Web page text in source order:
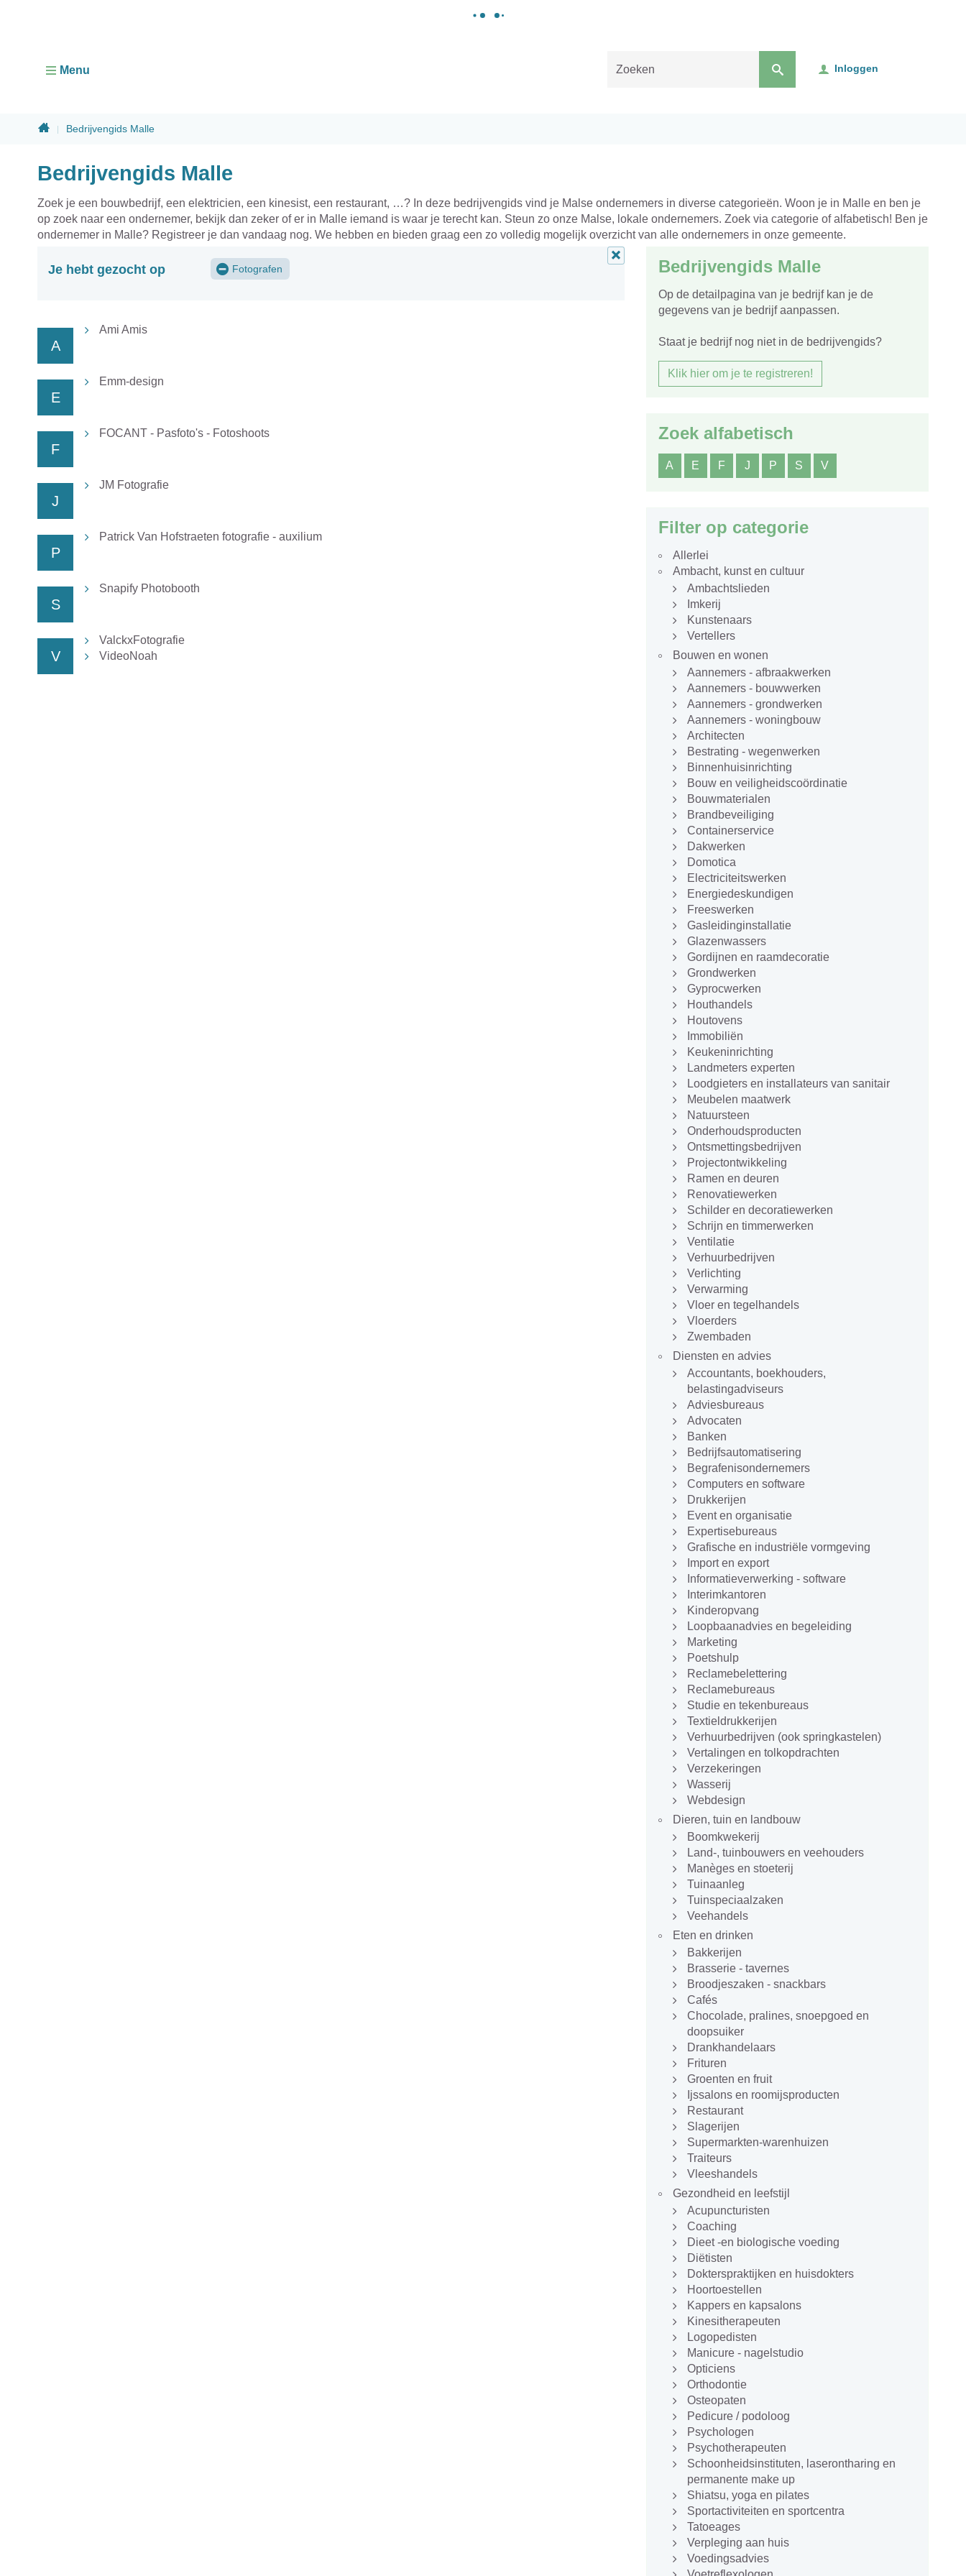
Menu Inloggen
SluitenHomeBedrijvengids Malle
Bedrijvengids Malle
Zoek je een bouwbedrijf, een elektricien, een kinesist, een restaurant, …? In deze bedrijvengids vind je Malse ondernemers in diverse categorieën. Woon je in Malle en ben je
op zoek naar een ondernemer, bekijk dan zeker of er in Malle iemand is waar je terecht kan. Steun zo onze Malse, lokale ondernemers. Zoek via categorie of alfabetisch! Ben je
ondernemer in Malle? Registreer je dan vandaag nog. We hebben en bieden graag een zo volledig mogelijk overzicht van alle ondernemers in onze gemeente.
Je hebt gezocht op Fotografen
verwijderen
A
Ami Amis
E
Emm-design
F
FOCANT - Pasfoto's - Fotoshoots
J
JM Fotografie
P
Patrick Van Hofstraeten fotografie - auxilium
S
Snapify Photobooth
V
ValckxFotografie
VideoNoah
Bedrijvengids Malle
Op de detailpagina van je bedrijf kan je de
gegevens van je bedrijf aanpassen.
Staat je bedrijf nog niet in de bedrijvengids?
Klik hier om je te registreren!
Zoek alfabetisch
A E F J P S V
Filter op categorie
Allerlei
Ambacht, kunst en cultuur
Ambachtslieden
Imkerij
Kunstenaars
Vertellers
Bouwen en wonen
Aannemers - afbraakwerken
Aannemers - bouwwerken
Aannemers - grondwerken
Aannemers - woningbouw
Architecten
Bestrating - wegenwerken
Binnenhuisinrichting
Bouw en veiligheidscoördinatie
Bouwmaterialen
Brandbeveiliging
Containerservice
Dakwerken
Domotica
Electriciteitswerken
Energiedeskundigen
Freeswerken
Gasleidinginstallatie
Glazenwassers
Gordijnen en raamdecoratie
Grondwerken
Gyprocwerken
Houthandels
Houtovens
Immobiliën
Keukeninrichting
Landmeters experten
Loodgieters en installateurs van sanitair
Meubelen maatwerk
Natuursteen
Onderhoudsproducten
Ontsmettingsbedrijven
Projectontwikkeling
Ramen en deuren
Renovatiewerken
Schilder en decoratiewerken
Schrijn en timmerwerken
Ventilatie
Verhuurbedrijven
Verlichting
Verwarming
Vloer en tegelhandels
Vloerders
Zwembaden
Diensten en advies
Accountants, boekhouders,
belastingadviseurs
Adviesbureaus
Advocaten
Banken
Bedrijfsautomatisering
Begrafenisondernemers
Computers en software
Drukkerijen
Event en organisatie
Expertisebureaus
Grafische en industriële vormgeving
Import en export
Informatieverwerking - software
Interimkantoren
Kinderopvang
Loopbaanadvies en begeleiding
Marketing
Poetshulp
Reclamebelettering
Reclamebureaus
Studie en tekenbureaus
Textieldrukkerijen
Verhuurbedrijven (ook springkastelen)
Vertalingen en tolkopdrachten
Verzekeringen
Wasserij
Webdesign
Dieren, tuin en landbouw
Boomkwekerij
Land-, tuinbouwers en veehouders
Manèges en stoeterij
Tuinaanleg
Tuinspeciaalzaken
Veehandels
Eten en drinken
Bakkerijen
Brasserie - tavernes
Broodjeszaken - snackbars
Cafés
Chocolade, pralines, snoepgoed en
doopsuiker
Drankhandelaars
Frituren
Groenten en fruit
Ijssalons en roomijsproducten
Restaurant
Slagerijen
Supermarkten-warenhuizen
Traiteurs
Vleeshandels
Gezondheid en leefstijl
Acupuncturisten
Coaching
Dieet -en biologische voeding
Diëtisten
Dokterspraktijken en huisdokters
Hoortoestellen
Kappers en kapsalons
Kinesitherapeuten
Logopedisten
Manicure - nagelstudio
Opticiens
Orthodontie
Osteopaten
Pedicure / podoloog
Psychologen
Psychotherapeuten
Schoonheidsinstituten, laserontharing en
permanente make up
Shiatsu, yoga en pilates
Sportactiviteiten en sportcentra
Tatoeages
Verpleging aan huis
Voedingsadvies